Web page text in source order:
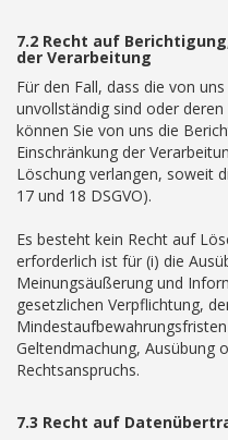
7.2 Recht auf
der Verarbeitung
Für den Fall, dass die von
unvollständig sind oder
können Sie von uns die
Einschränkung der
Löschung verlangen, soweit
17 und 18 DSGVO).
Es besteht kein Recht auf
erforderlich ist für (i) die
Meinungsäußerung und
gesetzlichen Verpflichtung,
Geltendmachung, Ausübung
Rechtsanspruchs.
7.3 Recht auf